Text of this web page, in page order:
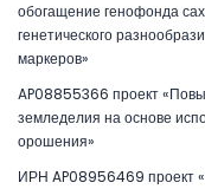
обогащение генофонда
генетического
маркеров»
AP08855366 проект
земледелия на основе
орошения»
ИРН AP08956469 проект